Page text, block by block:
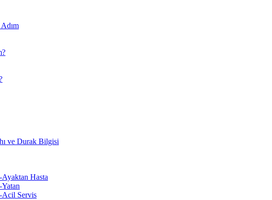
ve Durak Bilgisi
Hasta
Acil Servis